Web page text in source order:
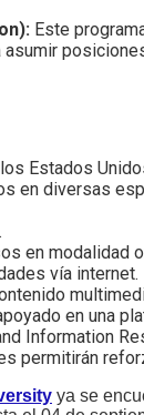
Este
Estados
en diversas
en modalidad
vía internet.
en una
Information
permitirán
ya se